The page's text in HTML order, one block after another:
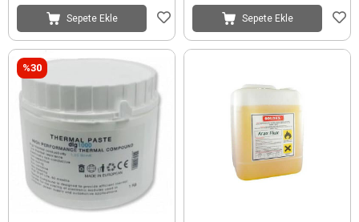
Sepete Ekle Sepete Ekle
%30